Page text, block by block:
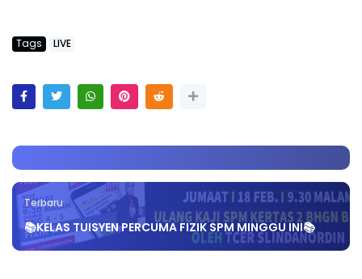
Tags LIVE
Terbaru
📚KELAS TUISYEN PERCUMA FIZIK SPM MINGGU INI📚